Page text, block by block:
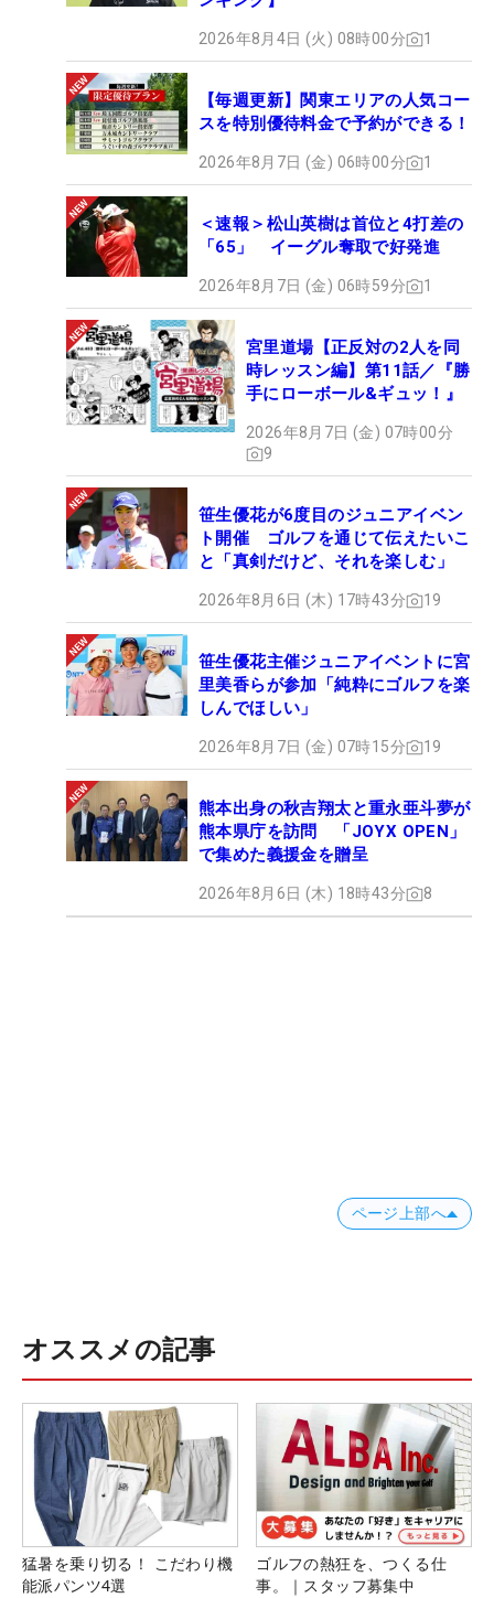
2026年8月4日 (火) 08時00分 1
【毎週更新】関東エリアの人気コー
スを特別優待料金で予約ができる！
2026年8月7日 (金) 06時00分 1
＜速報＞松山英樹は首位と4打差の
「65」 イーグル奪取で好発進
2026年8月7日 (金) 06時59分 1
宮里道場【正反対の2人を同
時レッスン編】第11話／『勝
手にローボール&ギュッ！』
2026年8月7日 (金) 07時00分
9
笹生優花が6度目のジュニアイベン
ト開催 ゴルフを通じて伝えたいこ
と「真剣だけど、それを楽しむ」
2026年8月6日 (木) 17時43分 19
笹生優花主催ジュニアイベントに宮
里美香らが参加「純粋にゴルフを楽
しんでほしい」
2026年8月7日 (金) 07時15分 19
熊本出身の秋吉翔太と重永亜斗夢が
熊本県庁を訪問 「JOYX OPEN」
で集めた義援金を贈呈
2026年8月6日 (木) 18時43分 8
ページ上部へ
オススメの記事
猛暑を乗り切る！ こだわり機
能派パンツ4選
ゴルフの熱狂を、つくる仕
事。｜スタッフ募集中